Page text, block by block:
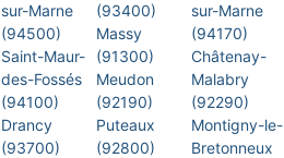
sur-Marne
(94500)
Saint-Maur-
des-Fossés
(94100)
Drancy
(93700)
(93400)
Massy
(91300)
Meudon
(92190)
Puteaux
(92800)
sur-Marne
(94170)
Châtenay-
Malabry
(92290)
Montigny-le-
Bretonneux